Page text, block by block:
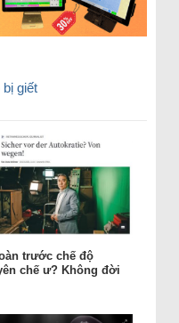
bị giết
trước chế độ
chế ư? Không đời